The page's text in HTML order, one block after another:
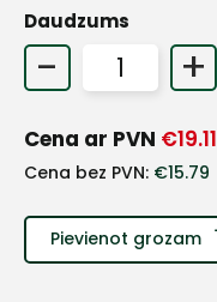
Daudzums
- +
Cena ar PVN €19.11
Cena bez PVN: €15.79
Pievienot grozam